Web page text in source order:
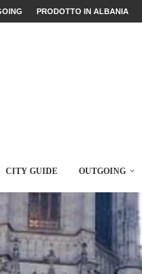
PRODOTTO IN ALBANIA
CITY GUIDE OUTGOING